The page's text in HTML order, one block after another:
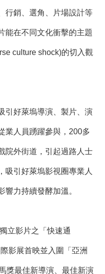
行銷、選角、片場設計等
能在不同文化衝擊的主題
culture shock)的切入觀
引好萊塢導演、製片、演
業人員踴躍參與，200多
院外街道，引起過路人士
吸引好萊塢影視圈專業人
力持續發酵加溫。
立影片之「快速通
影展首映並入圍「亞洲
獎最佳新導演、最佳新演